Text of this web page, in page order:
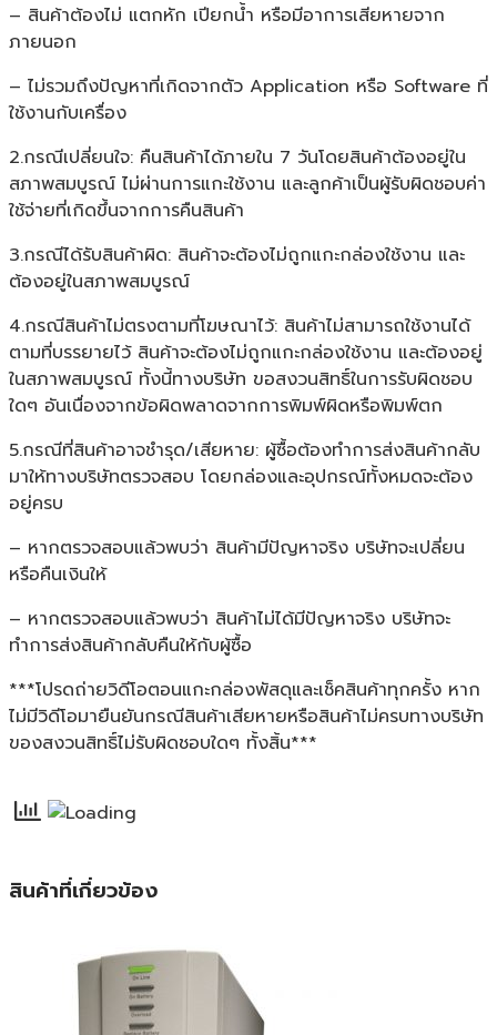
– สินค้าต้องไม่ แตกหัก เปียกน้ำ หรือมีอาการเสียหายจาก
ภายนอก
– ไม่รวมถึงปัญหาที่เกิดจากตัว Application หรือ Software ที่
ใช้งานกับเครื่อง
2.กรณีเปลี่ยนใจ: คืนสินค้าได้ภายใน 7 วันโดยสินค้าต้องอยู่ใน
สภาพสมบูรณ์ ไม่ผ่านการแกะใช้งาน และลูกค้าเป็นผู้รับผิดชอบค่า
ใช้จ่ายที่เกิดขึ้นจากการคืนสินค้า
3.กรณีได้รับสินค้าผิด: สินค้าจะต้องไม่ถูกแกะกล่องใช้งาน และ
ต้องอยู่ในสภาพสมบูรณ์
4.กรณีสินค้าไม่ตรงตามที่โฆษณาไว้: สินค้าไม่สามารถใช้งานได้
ตามที่บรรยายไว้ สินค้าจะต้องไม่ถูกแกะกล่องใช้งาน และต้องอยู่
ในสภาพสมบูรณ์ ทั้งนี้ทางบริษัท ขอสงวนสิทธิ์ในการรับผิดชอบ
ใดๆ อันเนื่องจากข้อผิดพลาดจากการพิมพ์ผิดหรือพิมพ์ตก
5.กรณีที่สินค้าอาจชำรุด/เสียหาย: ผู้ซื้อต้องทำการส่งสินค้ากลับ
มาให้ทางบริษัทตรวจสอบ โดยกล่องและอุปกรณ์ทั้งหมดจะต้อง
อยู่ครบ
– หากตรวจสอบแล้วพบว่า สินค้ามีปัญหาจริง บริษัทจะเปลี่ยน
หรือคืนเงินให้
– หากตรวจสอบแล้วพบว่า สินค้าไม่ได้มีปัญหาจริง บริษัทจะ
ทำการส่งสินค้ากลับคืนให้กับผู้ซื้อ
***โปรดถ่ายวิดีโอตอนแกะกล่องพัสดุและเช็คสินค้าทุกครั้ง หาก
ไม่มีวิดีโอมายืนยันกรณีสินค้าเสียหายหรือสินค้าไม่ครบทางบริษัท
ของสงวนสิทธิ์ไม่รับผิดชอบใดๆ ทั้งสิ้น***
สินค้าที่เกี่ยวข้อง